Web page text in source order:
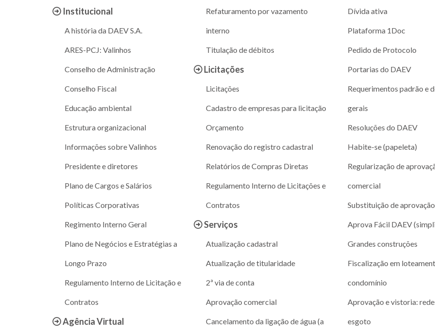
Institucional
A história da DAEV S.A.
ARES-PCJ: Valinhos
Conselho de Administração
Conselho Fiscal
Educação ambiental
Estrutura organizacional
Informações sobre Valinhos
Presidente e diretores
Plano de Cargos e Salários
Políticas Corporativas
Regimento Interno Geral
Plano de Negócios e Estratégias a
Longo Prazo
Regulamento Interno de Licitação e
Contratos
Agência Virtual
Refaturamento por vazamento
interno
Titulação de débitos
Licitações
Licitações
Cadastro de empresas para licitação
Orçamento
Renovação do registro cadastral
Relatórios de Compras Diretas
Regulamento Interno de Licitações e
Contratos
Serviços
Atualização cadastral
Atualização de titularidade
2ª via de conta
Aprovação comercial
Cancelamento da ligação de água (a
Dívida ativa
Plataforma 1Doc
Pedido de Protocolo
Portarias do DAEV
Requerimentos padrão e
gerais
Resoluções do DAEV
Habite-se (papeleta)
Regularização de
comercial
Substituição de
Aprova Fácil DAEV
Grandes construções
Fiscalização em
condomínio
Aprovação e vistoria:
esgoto